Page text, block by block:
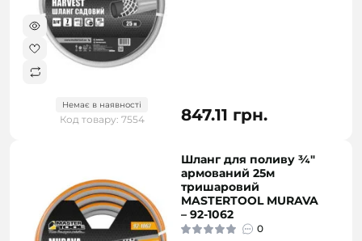
Немає в наявності
Код товару: 7554 847.11 грн.
Шланг для поливу ¾"
армований 25м
тришаровий
MASTERTOOL MURAVA
– 92-1062
0